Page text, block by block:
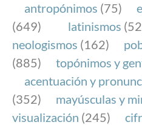
antropónimos (75)
(649)
latinismos
neologismos (162)
(885)
topónimos y
acentuación y
(352)
mayúsculas y
visualización (245)